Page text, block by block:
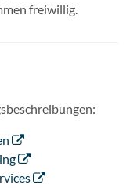
freiwillig.